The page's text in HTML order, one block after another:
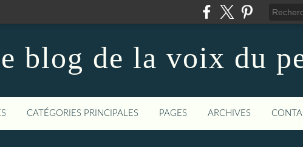
blog de la voix du
CATÉGORIES PRINCIPALES PAGES ARCHIVES